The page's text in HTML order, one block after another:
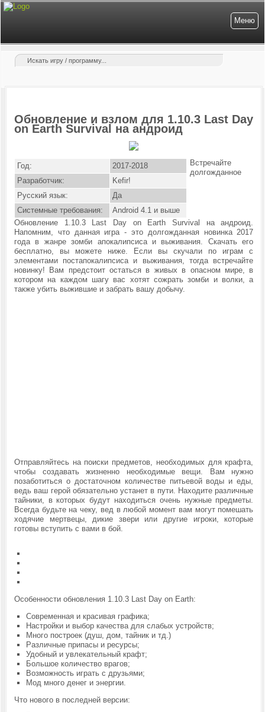
Меню
Обновление и взлом для 1.10.3 Last Day
on Earth Survival на андроид
Год:
2017-2018
Разработчик:
Kefir!
Русский язык:
Да
Системные требования:
Android 4.1 и выше
Встречайте
долгожданное
Обновление 1.10.3 Last Day on Earth Survival на андроид.
Напомним, что данная игра - это долгожданная новинка 2017
года в жанре зомби апокалипсиса и выживания. Скачать его
бесплатно, вы можете ниже. Если вы скучали по играм с
элементами постапокалипсиса и выживания, тогда встречайте
новинку! Вам предстоит остаться в живых в опасном мире, в
котором на каждом шагу вас хотят сожрать зомби и волки, а
также убить выжившие и забрать вашу добычу.
Отправляйтесь на поиски предметов, необходимых для крафта,
чтобы создавать жизненно необходимые вещи. Вам нужно
позаботиться о достаточном количестве питьевой воды и еды,
ведь ваш герой обязательно устанет в пути. Находите различные
тайники, в которых будут находиться очень нужные предметы.
Всегда будьте на чеку, вед в любой момент вам могут помешать
ходячие мертвецы, дикие звери или другие игроки, которые
готовы вступить с вами в бой.
Особенности обновления 1.10.3 Last Day on Earth:
Современная и красивая графика;
Настройки и выбор качества для слабых устройств;
Много построек (душ, дом, тайник и тд.)
Различные припасы и ресурсы;
Удобный и увлекательный крафт;
Большое количество врагов;
Возможность играть с друзьями;
Мод много денег и энергии.
Что нового в последней версии: